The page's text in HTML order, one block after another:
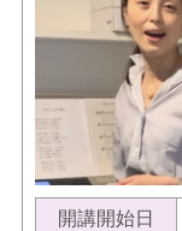
開講開始日